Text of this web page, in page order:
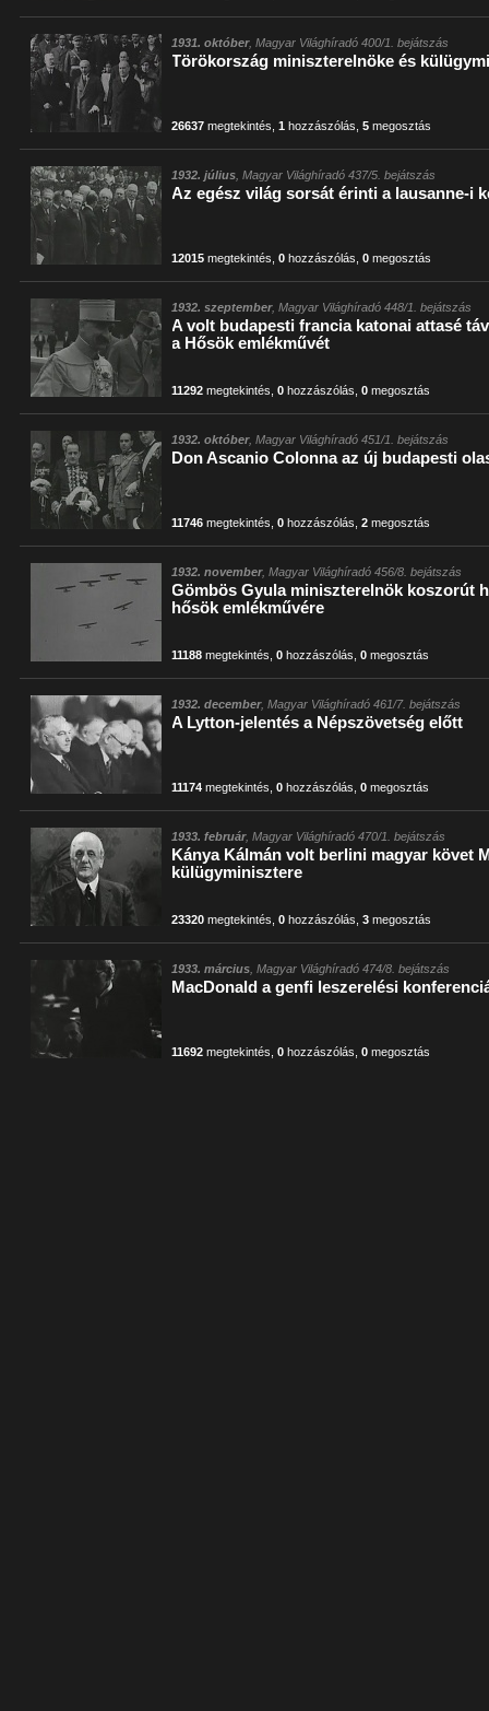
1931. október, Magyar Világhíradó 400/1. bejátszás
Törökország miniszterelnöke és
26637 megtekintés ,1 hozzászólás ,5 megosztás
1932. július , Magyar Világhíradó 437/5. bejátszás
Az egész világ sorsát érinti a lausanne-i
12015 megtekintés ,0 hozzászólás ,0 megosztás
1932. szeptember, Magyar Világhíradó 448/1. bejátszás
A volt budapesti francia katonai attasé
a Hősök emlékművét
11292 megtekintés ,0 hozzászólás ,0 megosztás
1932. október, Magyar Világhíradó 451/1. bejátszás
Don Ascanio Colonna az új budapesti
11746 megtekintés ,0 hozzászólás ,2 megosztás
1932. november, Magyar Világhíradó 456/8. bejátszás
Gömbös Gyula miniszterelnök koszorút
hősök emlékművére
11188 megtekintés ,0 hozzászólás ,0 megosztás
1932. december, Magyar Világhíradó 461/7. bejátszás
A Lytton-jelentés a Népszövetség előtt
11174 megtekintés ,0 hozzászólás ,0 megosztás
1933. február, Magyar Világhíradó 470/1. bejátszás
Kánya Kálmán volt berlini magyar követ
külügyminisztere
23320 megtekintés ,0 hozzászólás ,3 megosztás
1933. március , Magyar Világhíradó 474/8. bejátszás
MacDonald a genfi leszerelési
11692 megtekintés ,0 hozzászólás ,0 megosztás